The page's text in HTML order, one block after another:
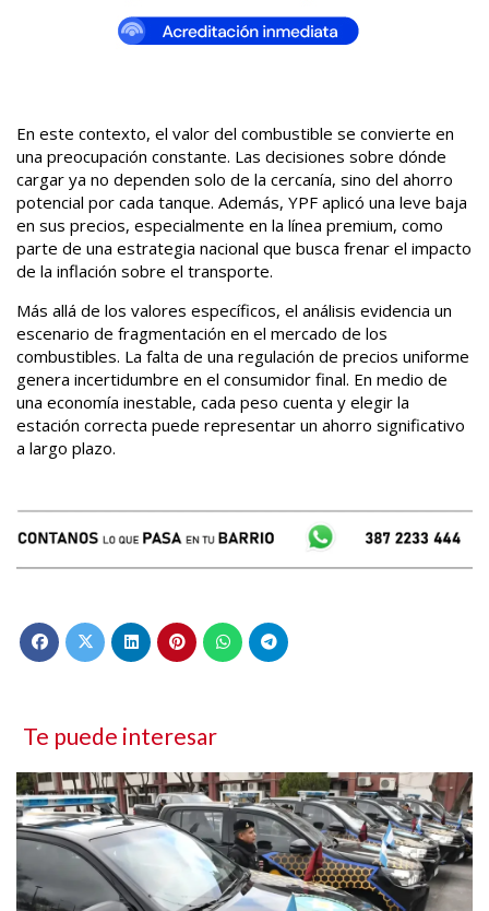
En este contexto, el valor del combustible se convierte en
una preocupación constante. Las decisiones sobre dónde
cargar ya no dependen solo de la cercanía, sino del ahorro
potencial por cada tanque. Además, YPF aplicó una leve baja
en sus precios, especialmente en la línea premium, como
parte de una estrategia nacional que busca frenar el impacto
de la inflación sobre el transporte.
Más allá de los valores específicos, el análisis evidencia un
escenario de fragmentación en el mercado de los
combustibles. La falta de una regulación de precios uniforme
genera incertidumbre en el consumidor final. En medio de
una economía inestable, cada peso cuenta y elegir la
estación correcta puede representar un ahorro significativo
a largo plazo.
Te puede interesar